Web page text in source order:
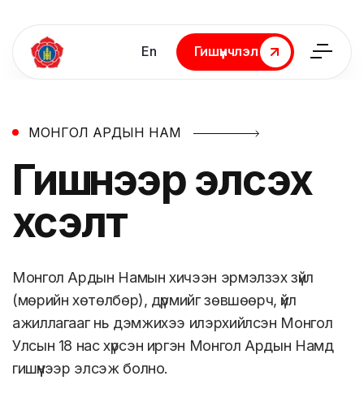
En
Гишүүнчлэл
Гишүүнчлэл
МОНГОЛ АРДЫН НАМ
Гишүүнээрэлсэх
хүсэлт
Монгол Ардын Намын хичээн эрмэлзэх зүйл
(мөрийн хөтөлбөр), дүрмийг зөвшөөрч, үйл
ажиллагааг нь дэмжихээ илэрхийлсэн Монгол
Улсын 18 нас хүрсэн иргэн Монгол Ардын Намд
гишүүнээр элсэж болно.